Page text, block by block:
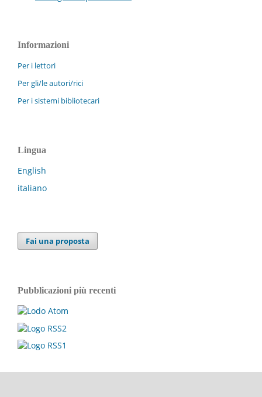
Informazioni
Per i lettori
Per gli/le autori/rici
Per i sistemi bibliotecari
Lingua
English
italiano
Fai una proposta
Pubblicazioni più recenti